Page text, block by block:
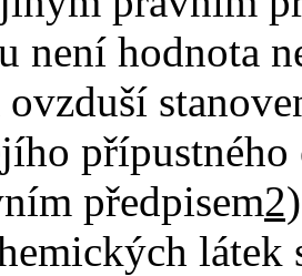
není hodnota
předpisem2)